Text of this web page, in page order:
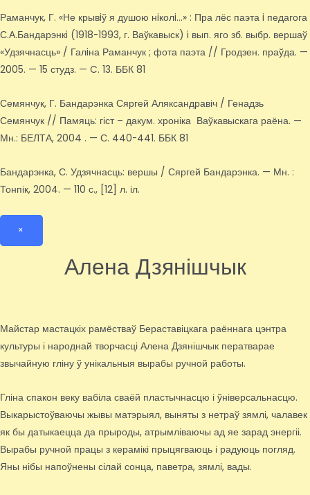
Раманчук, Г. «Не крывiў я душою нiколi…» : Пра лёс паэта i педагога
С.А.Бандарэнкi (1918-1993, г. Ваўкавыск) i вып. яго зб. выбр. вершаў
«Удзячнасць» / Галiна Раманчук ; фота паэта // Гродзен. праўда. —
2005. — 15 студз. — C. 13. ББК 81
Семянчук, Г. Бандарэнка Сяргей Аляксандравіч / Генадзь
Семянчук // Памяць: гіст – дакум. хроніка Ваўкавыскага раёна. —
Мн.: БЕЛТА, 2004 . — С. 440-441. ББК 81
Бандарэнка, С. Удзячнасць: вершы / Сяргей Бандарэнка. — Мн. :
Тонпік, 2004. — 110 с., [12] л. іл.
×
Алена Дзянішчык
Майстар мастацкіх рамёстваў Бераставіцкага раённага цэнтра
культуры і народнай творчасці Алена Дзянішчык ператварае
звычайную гліну ў унікальныя вырабы ручной работы.
Гліна спакон веку вабіла сваёй пластычнасцю і ўніверсальнасцю.
Выкарыстоўваючы жывы матэрыял, выняты з нетраў зямлі, чалавек
як бы датыкаецца да прыроды, атрымліваючы ад яе зарад энергіі.
Вырабы ручной працы з керамікі прыцягваюць і радуюць погляд.
Яны нібы напоўнены сілай сонца, паветра, зямлі, вады.